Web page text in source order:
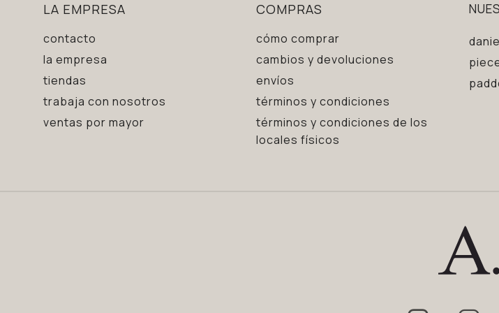
LA EMPRESA
contacto
la empresa
tiendas
trabaja con nosotros
ventas por mayor
COMPRAS
cómo comprar
cambios y devoluciones
envíos
términos y condiciones
términos y condiciones de los
locales físicos